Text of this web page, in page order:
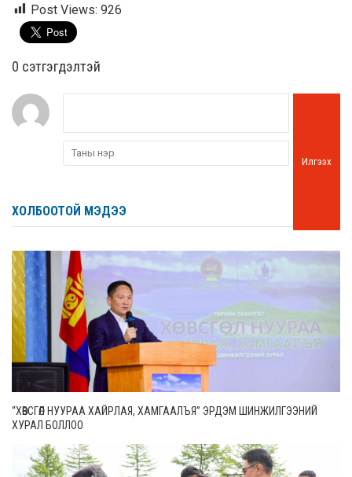
Post Views: 926
0 cэтгэгдэлтэй
Илгээх
ХОЛБООТОЙ МЭДЭЭ
“ХӨВСГӨЛ НУУРАА ХАЙРЛАЯ, ХАМГААЛЪЯ” ЭРДЭМ ШИНЖИЛГЭЭНИЙ
ХУРАЛ БОЛЛОО